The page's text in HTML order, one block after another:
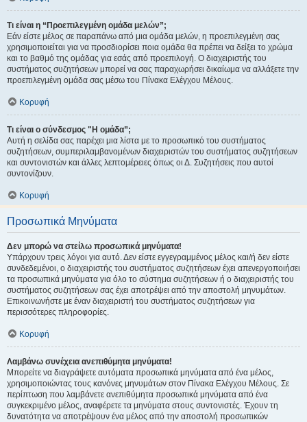
Τι είναι η “Προεπιλεγμένη ομάδα μελών”;
Εάν είστε μέλος σε παραπάνω από μια ομάδα μελών, η προεπιλεγμένη σας
χρησιμοποιείται για να προσδιορίσει ποια ομάδα θα πρέπει να δείξει το χρώμα
και το βαθμό της ομάδας για εσάς από προεπιλογή. Ο διαχειριστής του
συστήματος συζητήσεων μπορεί να σας παραχωρήσει δικαίωμα να αλλάξετε την
προεπιλεγμένη ομάδα σας μέσω του Πίνακα Ελέγχου Μέλους.
Κορυφή
Τι είναι ο σύνδεσμος "Η ομάδα”;
Αυτή η σελίδα σας παρέχει μια λίστα με το προσωπικό του συστήματος
συζητήσεων, συμπεριλαμβανομένων διαχειριστών του συστήματος συζητήσεων
και συντονιστών και άλλες λεπτομέρειες όπως οι Δ. Συζητήσεις που αυτοί
συντονίζουν.
Κορυφή
Προσωπικά Μηνύματα
Δεν μπορώ να στείλω προσωπικά μηνύματα!
Υπάρχουν τρεις λόγοι για αυτό. Δεν είστε εγγεγραμμένος μέλος και/ή δεν είστε
συνδεδεμένοι, ο διαχειριστής του συστήματος συζητήσεων έχει απενεργοποιήσει
τα προσωπικά μηνύματα για όλο το σύστημα συζητήσεων ή ο διαχειριστής του
συστήματος συζητήσεων σας έχει αποτρέψει από την αποστολή μηνυμάτων.
Επικοινωνήστε με έναν διαχειριστή του συστήματος συζητήσεων για
περισσότερες πληροφορίες.
Κορυφή
Λαμβάνω συνέχεια ανεπιθύμητα μηνύματα!
Μπορείτε να διαγράψετε αυτόματα προσωπικά μηνύματα από ένα μέλος,
χρησιμοποιώντας τους κανόνες μηνυμάτων στον Πίνακα Ελέγχου Μέλους. Σε
περίπτωση που λαμβάνετε ανεπιθύμητα προσωπικά μηνύματα από ένα
συγκεκριμένο μέλος, αναφέρετε τα μηνύματα στους συντονιστές. Έχουν τη
δυνατότητα να αποτρέψουν ένα μέλος από την αποστολή προσωπικών